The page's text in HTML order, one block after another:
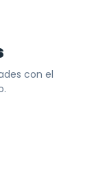
con el